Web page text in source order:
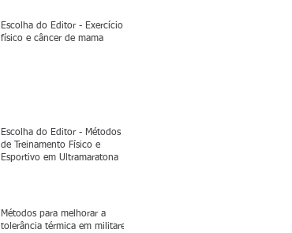
Escolha do Editor - Exercício
físico e câncer de mama
Escolha do Editor - Métodos
de Treinamento Físico e
Esportivo em Ultramaratona
Métodos para melhorar a
tolerância térmica em militares